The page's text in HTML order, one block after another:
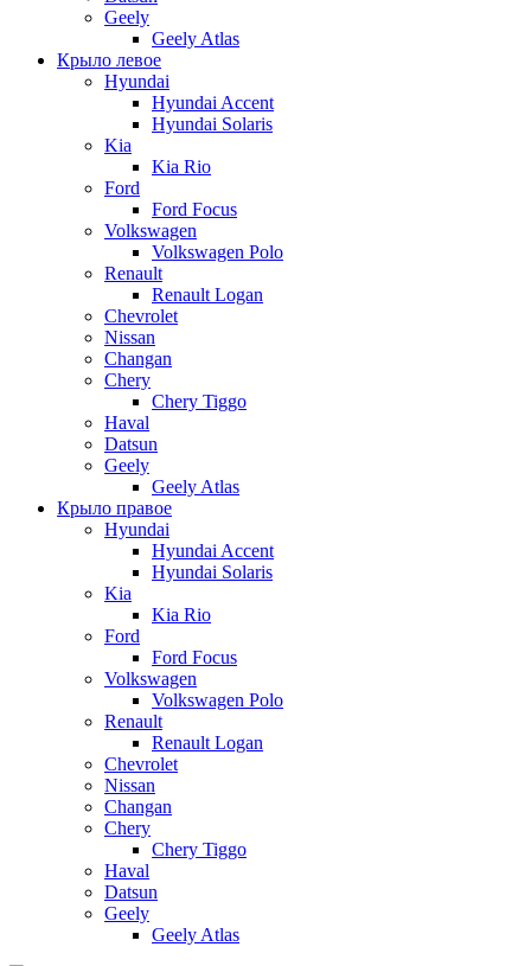
Geely
Geely Atlas
Крыло левое
Hyundai
Hyundai Accent
Hyundai Solaris
Kia
Kia Rio
Ford
Ford Focus
Volkswagen
Volkswagen Polo
Renault
Renault Logan
Chevrolet
Nissan
Changan
Chery
Chery Tiggo
Haval
Datsun
Geely
Geely Atlas
Крыло правое
Hyundai
Hyundai Accent
Hyundai Solaris
Kia
Kia Rio
Ford
Ford Focus
Volkswagen
Volkswagen Polo
Renault
Renault Logan
Chevrolet
Nissan
Changan
Chery
Chery Tiggo
Haval
Datsun
Geely
Geely Atlas